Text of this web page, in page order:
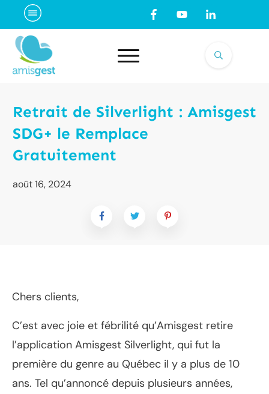
Retrait de Silverlight : Amisgest
SDG+ le Remplace
Gratuitement
août 16, 2024
Chers clients,
C’est avec joie et fébrilité qu’Amisgest retire
l’application Amisgest Silverlight, qui fut la
première du genre au Québec il y a plus de 10
ans. Tel qu’annoncé depuis plusieurs années,